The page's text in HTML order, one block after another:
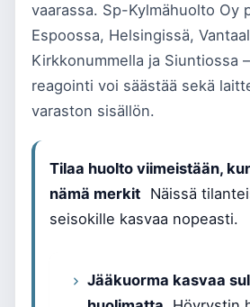
vaarassa. Sp-Kylmähuolto Oy
Espoossa, Helsingissä,
Kirkkonummella ja Siuntiossa
reagointi voi säästää sekä
varaston sisällön.
Tilaa huolto viimeistään,
nämä merkit Näissä
seisokille kasvaa nopeasti.
Jääkuorma kasvaa